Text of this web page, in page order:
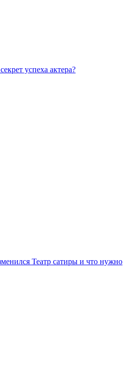
успеха актера?
Театр сатиры и что нужно